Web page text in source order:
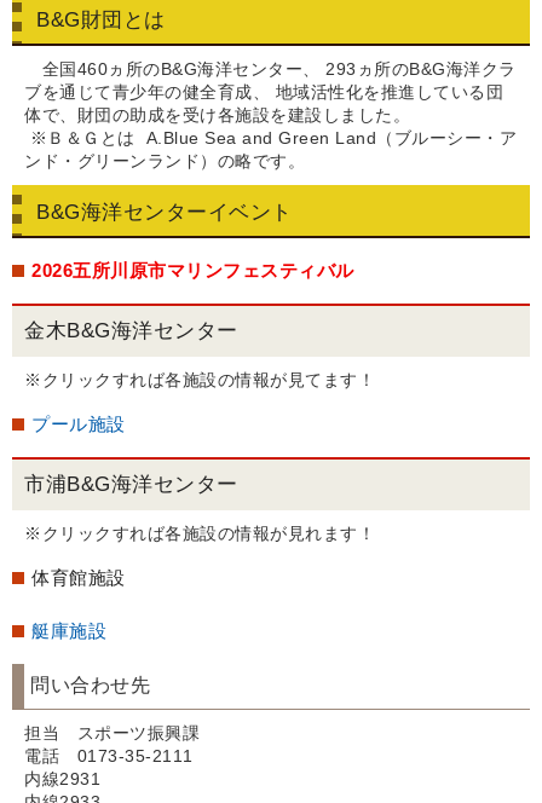
B&G財団とは
全国460ヵ所のB&G海洋センター、 293ヵ所のB&G海洋クラ
ブを通じて青少年の健全育成、 地域活性化を推進している団
体で、財団の助成を受け各施設を建設しました。
※Ｂ＆Ｇとは A.Blue Sea and Green Land（ブルーシー・ア
ンド・グリーンランド）の略です。
B&G海洋センターイベント
2026五所川原市マリンフェスティバル
金木B&G海洋センター
※クリックすれば各施設の情報が見てます！
プール施設
市浦B&G海洋センター
※クリックすれば各施設の情報が見れます！
体育館施設
艇庫施設
問い合わせ先
担当 スポーツ振興課
電話 0173-35-2111
内線2931